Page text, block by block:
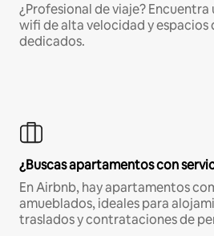
¿Profesional de viaje?
wifi de alta velocidad y espacios
dedicados.
¿Buscas apartamentos con
En Airbnb, hay apartamentos
amueblados, ideales para
traslados y contrataciones de